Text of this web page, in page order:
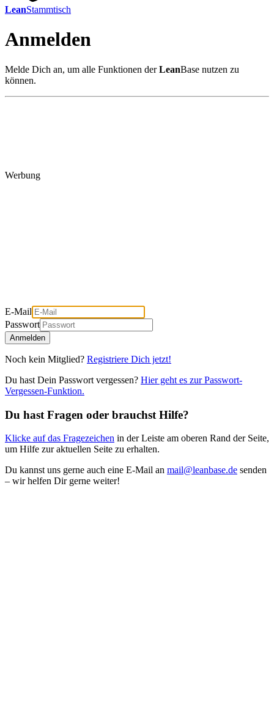
LeanStammtisch
Anmelden
Melde Dich an, um alle Funktionen derLeanBase nutzen zu
können.
Werbung
E-Mail
Passwort
Anmelden
Noch kein Mitglied? Registriere Dich jetzt!
Du hast Dein Passwort vergessen? Hier geht es zur Passwort-
Vergessen-Funktion.
Du hast Fragen oder brauchst Hilfe?
Klicke auf das Fragezeichen in der Leiste am oberen Rand der Seite,
um Hilfe zur aktuellen Seite zu erhalten.
Du kannst uns gerne auch eine E-Mail an mail@leanbase.de senden
– wir helfen Dir gerne weiter!